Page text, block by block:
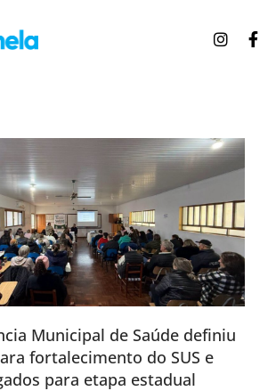
Municipal de Saúde definiu
fortalecimento do SUS e
para etapa estadual